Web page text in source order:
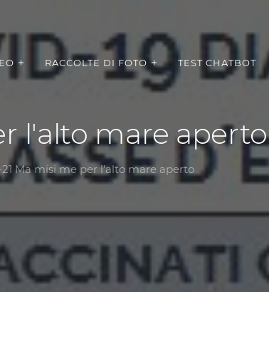
RACCOLTE DI FOTO TEST CHATBOT
l'alto mare aperto
21 Ma misi me per l'alto mare aperto